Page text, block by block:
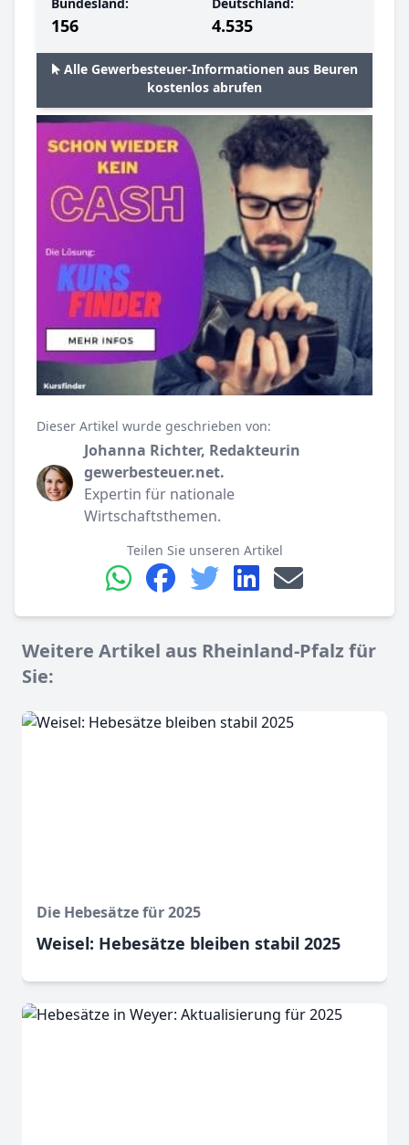
Bundesland:
156
Deutschland:
4.535
Alle Gewerbesteuer-Informationen aus Beuren
kostenlos abrufen
Dieser Artikel wurde geschrieben von:
Johanna Richter, Redakteurin
gewerbesteuer.net.
Expertin für nationale
Wirtschaftsthemen.
Teilen Sie unseren Artikel
Weitere Artikel aus Rheinland-Pfalz für
Sie:
Die Hebesätze für 2025
Weisel: Hebesätze bleiben stabil 2025